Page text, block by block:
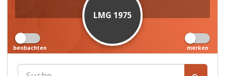
LMG 1975
beobachten merken